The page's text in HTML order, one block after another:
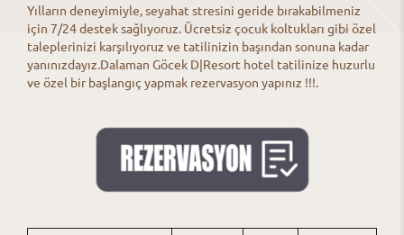
Yılların deneyimiyle, seyahat stresini geride bırakabilmeniz
için 7/24 destek sağlıyoruz. Ücretsiz çocuk koltukları gibi özel
taleplerinizi karşılıyoruz ve tatilinizin başından sonuna kadar
yanınızdayız.Dalaman Göcek D|Resort hotel tatilinize huzurlu
ve özel bir başlangıç yapmak rezervasyon yapınız !!!.